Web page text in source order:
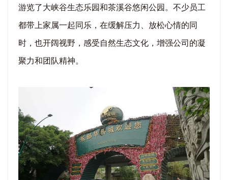
游览了大峡谷生态乐园和茶溪谷悠闲公园。不少员工
都带上家属一起同乐，在缓解压力、放松心情的同
时，也开阔视野，感受自然生态文化，增强公司的凝
聚力和团队精神。